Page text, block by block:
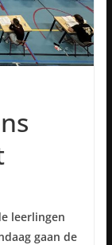
leerlingen
gaan de